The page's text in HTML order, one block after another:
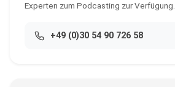
Experten zum Podcasting zur Verfügung.
+49 (0)30 54 90 726 58